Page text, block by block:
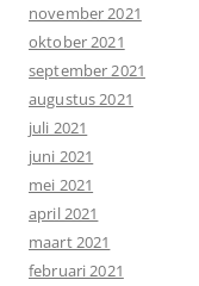
november 2021
oktober 2021
september 2021
augustus 2021
juli 2021
juni 2021
mei 2021
april 2021
maart 2021
februari 2021